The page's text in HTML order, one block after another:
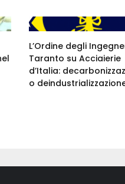
L’Ordine degli
Taranto su Acciaierie
d’Italia:
o